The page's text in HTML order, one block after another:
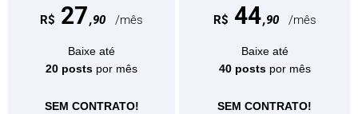
R$ 27,90 /mês
Baixe até
20 posts por mês
SEM CONTRATO!
R$ 44,90 /mês
Baixe até
40 postspor mês
SEM CONTRATO!
R$334,80
Baixe até
R$538,80
Baixe até